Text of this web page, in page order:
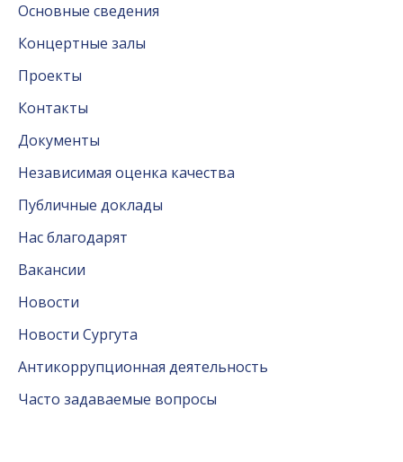
Основные сведения
Концертные залы
Проекты
Контакты
Документы
Независимая оценка качества
Публичные доклады
Нас благодарят
Вакансии
Новости
Новости Сургута
Антикоррупционная деятельность
Часто задаваемые вопросы